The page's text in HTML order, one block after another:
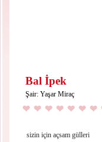
Bal İpek
Şair: Yaşar Miraç
sizin için açsam gülleri